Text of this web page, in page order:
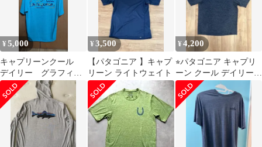
¥5,000
キャプリーンクール
デイリー グラフィッ
ク subtidalblue パタゴ
ニア
¥3,500
【パタゴニア 】キャプ
リーン ライトウェイト
¥4,200
⭐︎パタゴニア キャプリ
ーン クール デイリー
グラフィック Tシャツ⭐︎